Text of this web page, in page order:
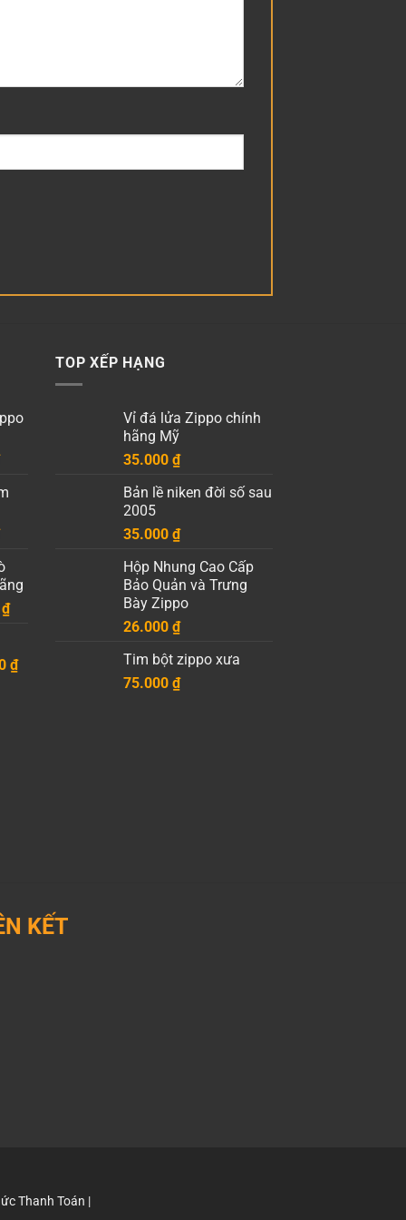
₫.
là:
10.000 ₫.
₫Khoảng
30.000 ₫
₫Khoảng
TOP XẾP HẠNG
Vỉ đá lửa Zippo chính
hãng Mỹ
35.000 ₫
Bản lề niken đời số sau
2005
35.000 ₫
Hộp Nhung Cao Cấp
Bảo Quản và Trưng
Bày Zippo
26.000 ₫
Tim bột zippo xưa
75.000 ₫
KẾT
Thanh Toán |